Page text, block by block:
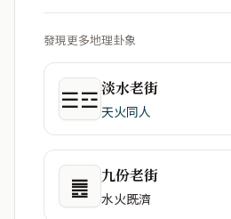
發現更多地理卦象
☰☲淡水老街
天火同人
䷌ 九份老街
水火既濟